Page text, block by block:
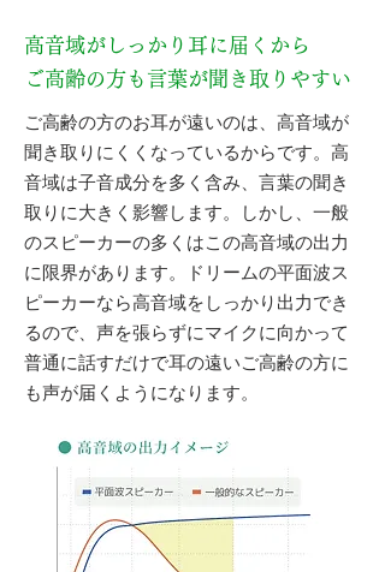
高音域がしっかり耳に届くから
ご高齢の方も言葉が聞き取りやすい
ご高齢の方のお耳が遠いのは、高音域が
聞き取りにくくなっているからです。高
音域は子音成分を多く含み、言葉の聞き
取りに大きく影響します。しかし、一般
のスピーカーの多くはこの高音域の出力
に限界があります。ドリームの平面波ス
ピーカーなら高音域をしっかり出力でき
るので、声を張らずにマイクに向かって
普通に話すだけで耳の遠いご高齢の方に
も声が届くようになります。